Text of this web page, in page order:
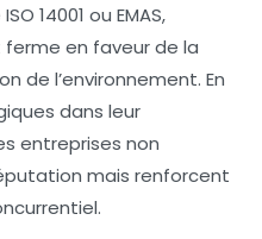
14001 ou EMAS,
en faveur de la
de l’environnement. En
dans leur
entreprises non
mais renforcent
.